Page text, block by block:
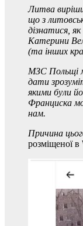
Литва
що з
дізнатися,
Катерини
(та інших
МЗС Польщі
дати
якими були
Франциска
нам.
Причина
розміщеної в